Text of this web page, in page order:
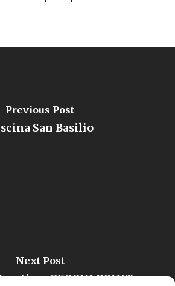
Previous Post
San Basilio
Next Post
CECCHI POINT